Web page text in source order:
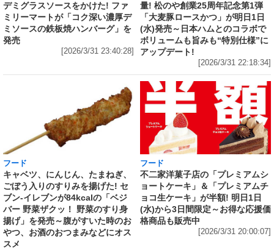
デミグラスソースをかけた! ファ
ミリーマートが「コク深い濃厚デ
ミソースの鉄板焼ハンバーグ」を
発売
[2026/3/31 23:40:28]
量! 松のや創業25周年記念第1弾
「大麦豚ロースかつ」が明日1日
(水)発売～日本ハムとのコラボで
ボリュームも旨みも“特別仕様”に
アップデート!
[2026/3/31 22:18:34]
フード
キャベツ、にんじん、たまねぎ、
ごぼう入りのすりみを揚げた! セ
ブン‐イレブンが84kcalの「ベジ
バー 野菜ザクッ！ 野菜のすり身
揚げ」を発売～腹がすいた時のお
やつ、お酒のおつまみなどにオス
スメ
フード
不二家洋菓子店の「プレミアムシ
ョートケーキ」＆「プレミアムチ
ョコ生ケーキ」が半額! 明日1日
(水)から3日間限定～お得な応援価
格商品も販売中
[2026/3/31 20:00:07]